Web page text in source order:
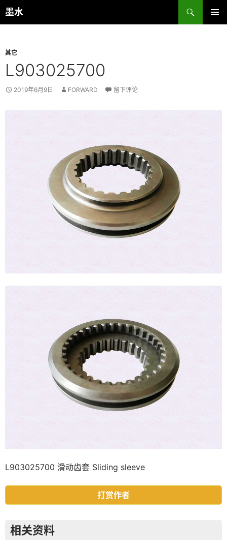
跳
至
墨水
搜
索
其它
L903025700
2019年6月9日 FORWARD 留下评论
L903025700 滑动齿套 Sliding sleeve
打赏作者
相关资料